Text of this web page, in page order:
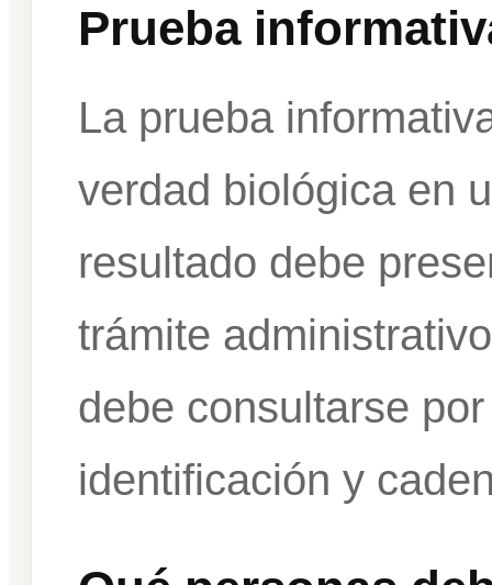
Prueba
La prueba
verdad biológica en
resultado debe
trámite
debe consultarse
identificación y